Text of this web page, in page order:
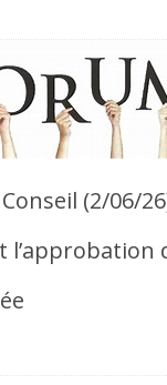
(2/06/
l’approbation